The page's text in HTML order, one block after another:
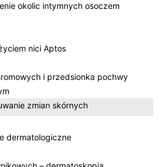
okolic intymnych osoczem
nici Aptos
i przedsionka pochwy
zmian skórnych
dermatologiczne